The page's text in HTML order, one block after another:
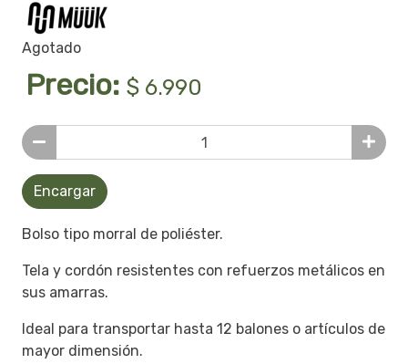
Agotado
Precio: $ 6.990
Encargar
Bolso tipo morral de poliéster.
Tela y cordón resistentes con refuerzos metálicos en
sus amarras.
Ideal para transportar hasta 12 balones o artículos de
mayor dimensión.